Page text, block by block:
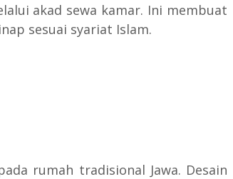
akad sewa kamar. Ini membuat
sesuai syariat Islam.
rumah tradisional Jawa. Desain